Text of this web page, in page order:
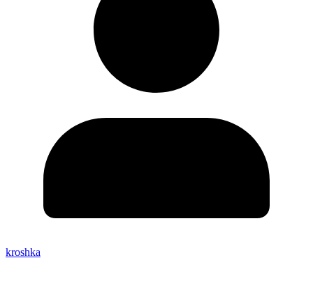
kroshka